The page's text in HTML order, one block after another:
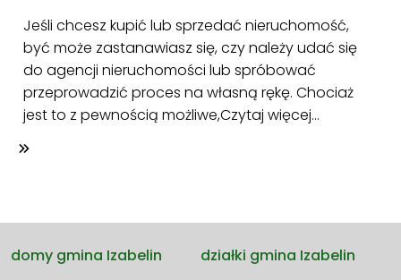
Jeśli chcesz kupić lub sprzedać nieruchomość,
być może zastanawiasz się, czy należy udać się
do agencji nieruchomości lub spróbować
przeprowadzić proces na własną rękę. Chociaż
jest to z pewnością możliwe,Czytaj więcej…
domy gmina Izabelin
działki gmina Izabelin